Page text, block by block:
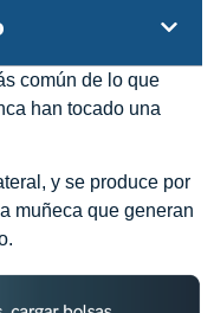
común de lo que
han tocado una
y se produce por
muñeca que generan